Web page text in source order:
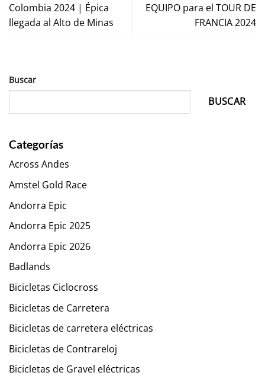
Colombia 2024 | Épica
llegada al Alto de Minas
EQUIPO para el TOUR DE
FRANCIA 2024
Buscar
BUSCAR
Categorías
Across Andes
Amstel Gold Race
Andorra Epic
Andorra Epic 2025
Andorra Epic 2026
Badlands
Bicicletas Ciclocross
Bicicletas de Carretera
Bicicletas de carretera eléctricas
Bicicletas de Contrareloj
Bicicletas de Gravel eléctricas